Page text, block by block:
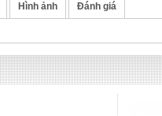
Hình ảnh Đánh giá